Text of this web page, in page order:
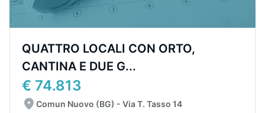
QUATTRO LOCALI CON ORTO,
CANTINA E DUE G...
€ 74.813
Comun Nuovo (BG) - Via T. Tasso 14